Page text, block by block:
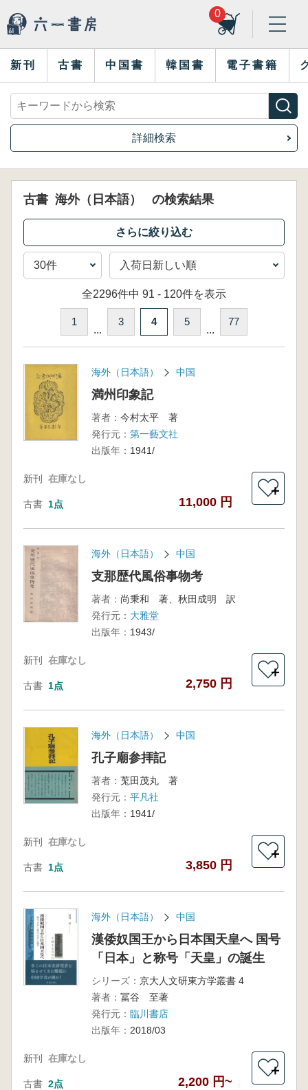
0
新刊 古書 中国書 韓国書 電子書籍
詳細検索
古書 海外（日本語） の検索結果
全2296件中 91 - 120件を表示
1
...
3 4 5
...
77
海外（日本語） 中国
満州印象記
著者： 今村太平 著
発行元： 第一藝文社
出版年： 1941/
新刊 在庫なし
古書 1点 11,000 円
＋
海外（日本語） 中国
支那歴代風俗事物考
著者： 尚秉和 著、秋田成明 訳
発行元： 大雅堂
出版年： 1943/
新刊 在庫なし
古書 1点 2,750 円
＋
海外（日本語） 中国
孔子廟参拝記
著者： 莵田茂丸 著
発行元： 平凡社
出版年： 1941/
新刊 在庫なし
古書 1点 3,850 円
＋
海外（日本語） 中国
漢倭奴国王から日本国天皇へ 国号
「日本」と称号「天皇」の誕生
シリーズ： 京大人文研東方学叢書 4
著者： 冨谷 至著
発行元： 臨川書店
出版年： 2018/03
新刊 在庫なし
古書 2点 2,200 円~
＋